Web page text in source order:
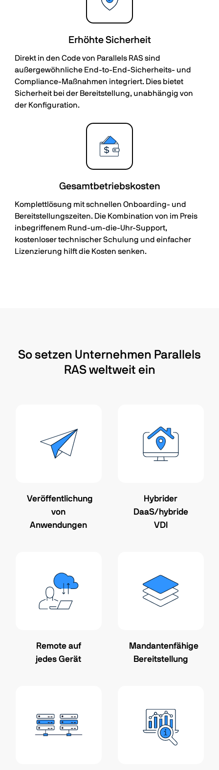
Erhöhte Sicherheit
Direkt in den Code von Parallels RAS sind
außergewöhnliche End-to-End-Sicherheits- und
Compliance-Maßnahmen integriert. Dies bietet
Sicherheit bei der Bereitstellung, unabhängig von
der Konfiguration.
Gesamtbetriebskosten
Komplettlösung mit schnellen Onboarding- und
Bereitstellungszeiten. Die Kombination von im Preis
inbegriffenem Rund-um-die-Uhr-Support,
kostenloser technischer Schulung und einfacher
Lizenzierung hilft die Kosten senken.
So setzen Unternehmen Parallels
RAS weltweit ein
Veröffentlichung
von
Anwendungen
Hybrider
DaaS/hybride
VDI
Remote auf
jedes Gerät
Mandantenfähige
Bereitstellung